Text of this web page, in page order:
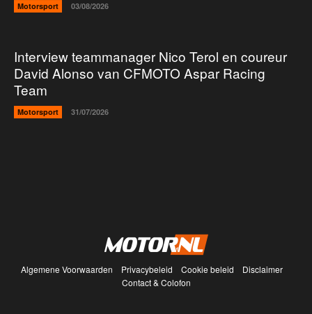
Motorsport 03/08/2026
Interview teammanager Nico Terol en coureur
David Alonso van CFMOTO Aspar Racing
Team
Motorsport 31/07/2026
Algemene Voorwaarden Privacybeleid Cookie beleid
Disclaimer
Contact & Colofon